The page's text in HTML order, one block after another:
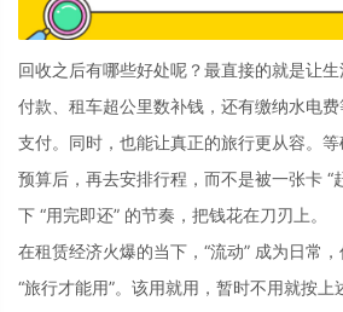
回收之后有哪些好处呢？最直接的就是让
付款、租车超公里数补钱，还有缴纳水电
支付。同时，也能让真正的旅行更从容。
预算后，再去安排行程，而不是被一张卡 “
下 “用完即还” 的节奏，把钱花在刀刃上。
在租赁经济火爆的当下，“流动” 成为日常
“旅行才能用”。该用就用，暂时不用就按